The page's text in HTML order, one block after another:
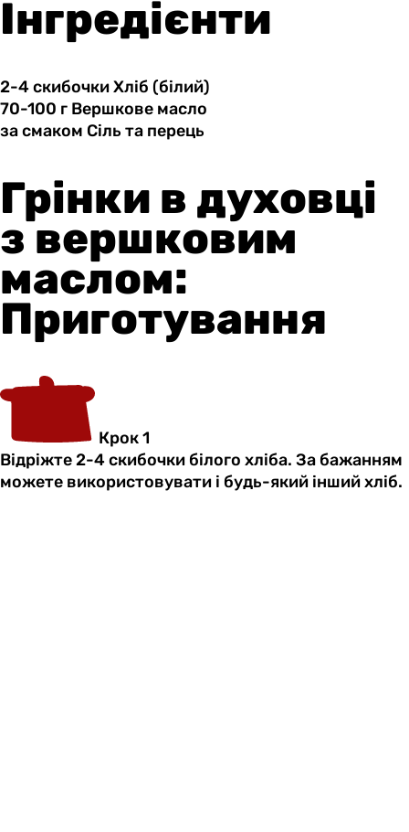
Інгредієнти
2-4 скибочкиХліб (білий)
70-100 г Вершкове масло
за смаком Сіль та перець
Грінки в духовці
з вершковим
маслом:
Приготування
Крок 1
Відріжте 2-4 скибочки білого хліба. За бажанням
можете використовувати і будь-який інший хліб.